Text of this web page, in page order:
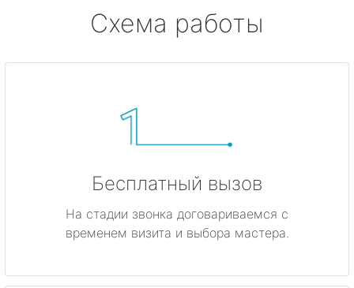
Схема работы
Бесплатный вызов
На стадии звонка договариваемся с
временем визита и выбора мастера.